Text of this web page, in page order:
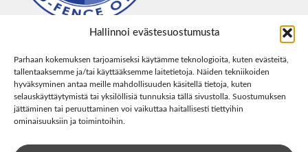
Hallinnoi evästesuostumusta
Parhaan kokemuksen tarjoamiseksi käytämme teknologioita, kuten evästeitä,
tallentaaksemme ja/tai käyttääksemme laitetietoja. Näiden tekniikoiden
hyväksyminen antaa meille mahdollisuuden käsitellä tietoja, kuten
selauskäyttäytymistä tai yksilöllisiä tunnuksia tällä sivustolla. Suostumuksen
jättäminen tai peruuttaminen voi vaikuttaa haitallisesti tiettyihin
ominaisuuksiin ja toimintoihin.